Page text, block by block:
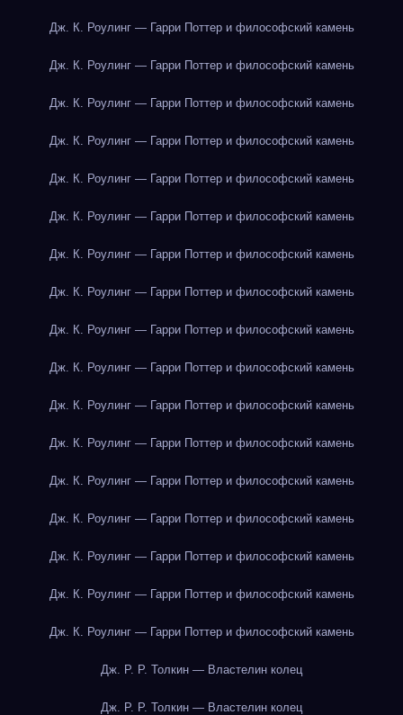
Дж. К. Роулинг — Гарри Поттер и философский камень
Дж. К. Роулинг — Гарри Поттер и философский камень
Дж. К. Роулинг — Гарри Поттер и философский камень
Дж. К. Роулинг — Гарри Поттер и философский камень
Дж. К. Роулинг — Гарри Поттер и философский камень
Дж. К. Роулинг — Гарри Поттер и философский камень
Дж. К. Роулинг — Гарри Поттер и философский камень
Дж. К. Роулинг — Гарри Поттер и философский камень
Дж. К. Роулинг — Гарри Поттер и философский камень
Дж. К. Роулинг — Гарри Поттер и философский камень
Дж. К. Роулинг — Гарри Поттер и философский камень
Дж. К. Роулинг — Гарри Поттер и философский камень
Дж. К. Роулинг — Гарри Поттер и философский камень
Дж. К. Роулинг — Гарри Поттер и философский камень
Дж. К. Роулинг — Гарри Поттер и философский камень
Дж. К. Роулинг — Гарри Поттер и философский камень
Дж. К. Роулинг — Гарри Поттер и философский камень
Дж. Р. Р. Толкин — Властелин колец
Дж. Р. Р. Толкин — Властелин колец